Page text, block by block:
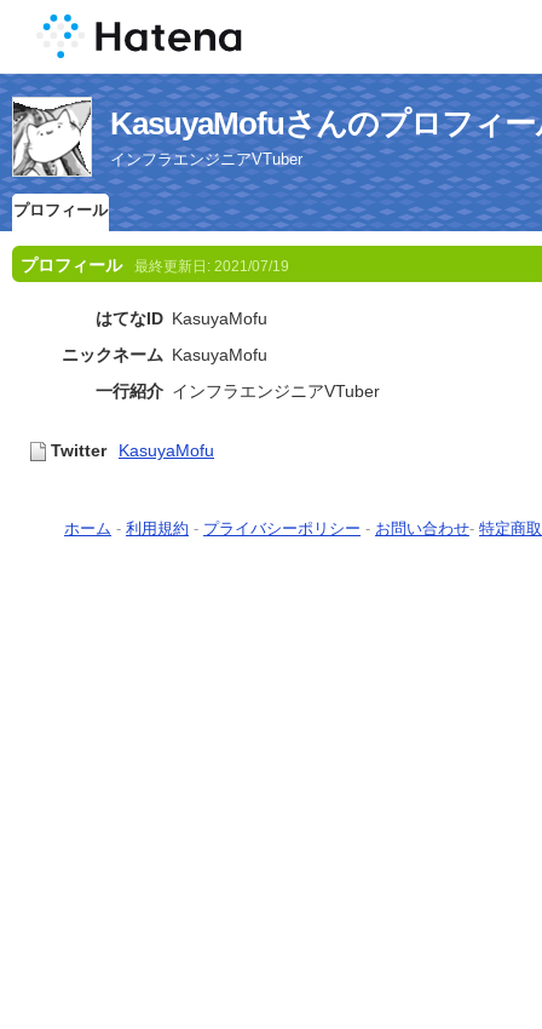
KasuyaMofuさんのプロフィー
インフラエンジニアVTuber
プロフィール
プロフィール 最終更新日: 2021/07/19
はてなID KasuyaMofu
ニックネーム KasuyaMofu
一行紹介 インフラエンジニアVTuber
Twitter KasuyaMofu
ホーム - 利用規約 - プライバシーポリシー - お問い合わせ- 特定商